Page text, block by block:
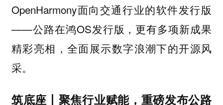
OpenHarmony面向交通行业的软件发行版
——公路在鸿OS发行版，更有多项新成果
精彩亮相，全面展示数字浪潮下的开源风
采。
筑底座丨聚焦行业赋能，重磅发布公路